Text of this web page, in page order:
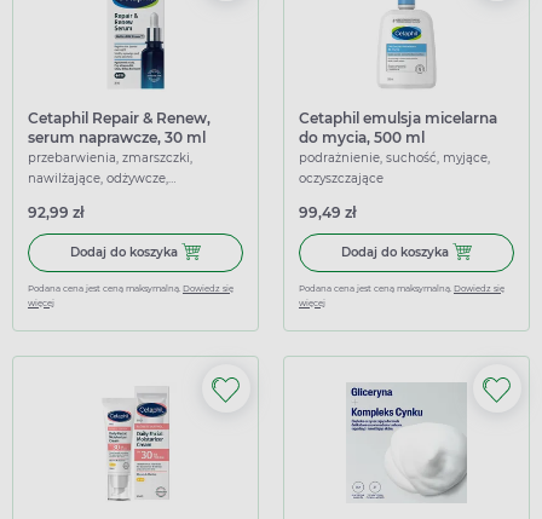
Cetaphil Repair & Renew,
serum naprawcze, 30 ml
przebarwienia, zmarszczki,
nawilżające, odżywcze,
regenerujące, wygładzające,
łagodzące
92,99 zł
Dodaj do koszyka Dodaj do koszyka Cetaphil Repair & Renew, serum
Podana cena jest ceną maksymalną. Dowiedz się
więcej
Cetaphil emulsja micelarna
do mycia, 500 ml
podrażnienie, suchość, myjące,
oczyszczające
99,49 zł
Dodaj do koszyka Dodaj do
Podana cena jest ceną maksymalną. Dowiedz się
więcej